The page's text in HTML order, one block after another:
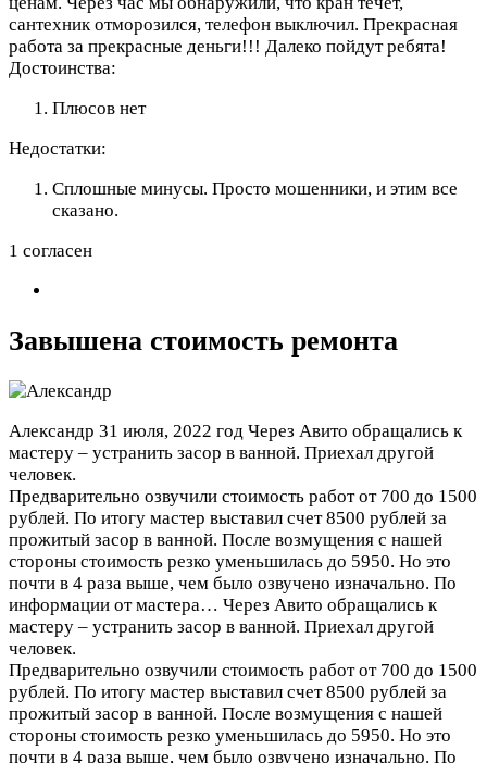
сантехник отморозился, телефон выключил. Прекрасная
работа за прекрасные деньги!!! Далеко пойдут ребята!
Достоинства:
Плюсов нет
Недостатки:
Сплошные минусы. Просто мошенники, и этим все
сказано.
1 согласен
Завышена стоимость ремонта
Александр 31 июля, 2022 год Через Авито обращались к
мастеру – устранить засор в ванной. Приехал другой
человек.
Предварительно озвучили стоимость работ от 700 до 1500
рублей. По итогу мастер выставил счет 8500 рублей за
прожитый засор в ванной. После возмущения с нашей
стороны стоимость резко уменьшилась до 5950. Но это
почти в 4 раза выше, чем было озвучено изначально. По
информации от мастера… Через Авито обращались к
мастеру – устранить засор в ванной. Приехал другой
человек.
Предварительно озвучили стоимость работ от 700 до 1500
рублей. По итогу мастер выставил счет 8500 рублей за
прожитый засор в ванной. После возмущения с нашей
стороны стоимость резко уменьшилась до 5950. Но это
почти в 4 раза выше, чем было озвучено изначально. По